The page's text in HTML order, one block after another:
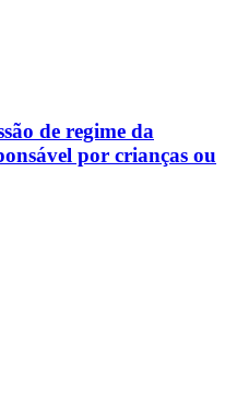
de regime da
por crianças ou